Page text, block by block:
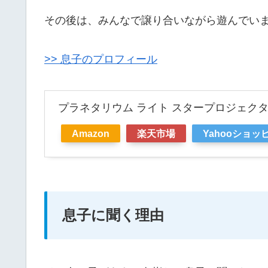
その後は、みんなで譲り合いながら遊んでいま
>> 息子のプロフィール
プラネタリウム ライト スタープロジェク
Amazon 楽天市場 Yahooショッ
息子に聞く理由